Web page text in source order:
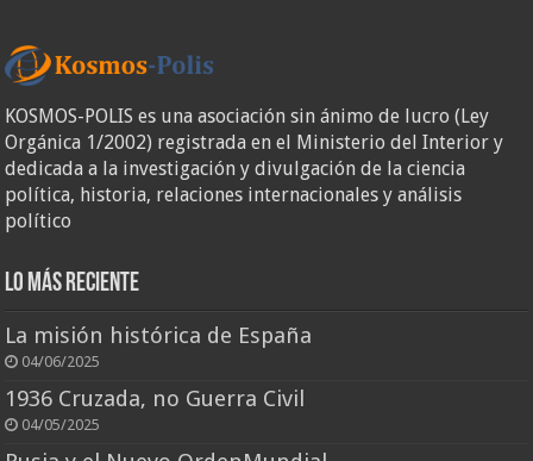
KOSMOS-POLIS es una asociación sin ánimo de lucro (Ley
Orgánica 1/2002) registrada en el Ministerio del Interior y
dedicada a la investigación y divulgación de la ciencia
política, historia, relaciones internacionales y análisis
político
Lo más reciente
La misión histórica de España
04/06/2025
1936 Cruzada, no Guerra Civil
04/05/2025